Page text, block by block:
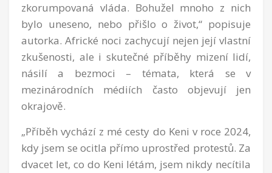
zkorumpovaná vláda. Bohužel mnoho z nich
bylo uneseno, nebo přišlo o život,“ popisuje
autorka. Africké noci zachycují nejen její vlastní
zkušenosti, ale i skutečné příběhy mizení lidí,
násilí a bezmoci – témata, která se v
mezinárodních médiích často objevují jen
okrajově.
„Příběh vychází z mé cesty do Keni v roce 2024,
kdy jsem se ocitla přímo uprostřed protestů. Za
dvacet let, co do Keni létám, jsem nikdy necítila